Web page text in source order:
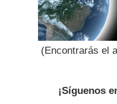
(Encontrarás el
¡Síguenos